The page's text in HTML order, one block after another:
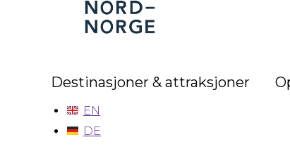
Nord-
Norge
Destinasjoner & attraksjoner
EN
DE